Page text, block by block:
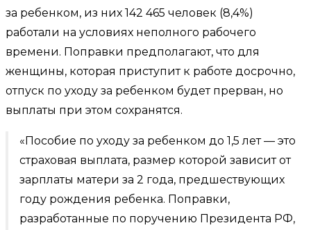
за ребенком, из них 142 465 человек (8,4%)
работали на условиях неполного рабочего
времени. Поправки предполагают, что для
женщины, которая приступит к работе досрочно,
отпуск по уходу за ребенком будет прерван, но
выплаты при этом сохранятся.
«Пособие по уходу за ребенком до 1,5 лет — это
страховая выплата, размер которой зависит от
зарплаты матери за 2 года, предшествующих
году рождения ребенка. Поправки,
разработанные по поручению Президента РФ,